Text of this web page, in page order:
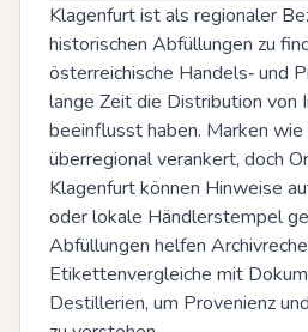
Klagenfurt ist als regionaler
historischen Abfüllungen zu
österreichische Handels‑ und
lange Zeit die Distribution von
beeinflusst haben. Marken
überregional verankert, doch
Klagenfurt können Hinweise
oder lokale Händlerstempel
Abfüllungen helfen
Etikettenvergleiche mit
Destillerien, um Provenienz